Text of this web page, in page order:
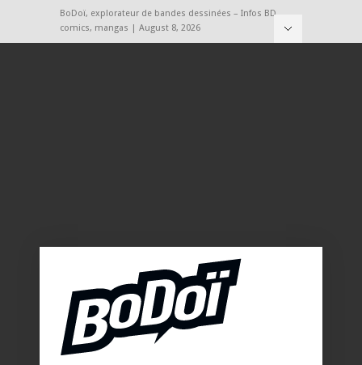
BoDoï, explorateur de bandes dessinées – Infos BD,
comics, mangas | August 8, 2026